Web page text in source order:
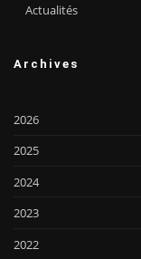
Actualités
Archives
2026
2025
2024
2023
2022